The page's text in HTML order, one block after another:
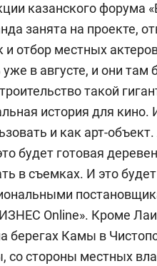
казанского форума
занята на проекте,
и отбор местных
в августе, и они там
такой
история для кино.
и как арт-
будет готовая
в съемках. И это
Online». Кроме
берегах Камы в
со стороны местных